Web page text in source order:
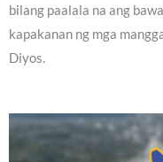
bilang paalala na ang
kapakanan ng mga
Diyos.